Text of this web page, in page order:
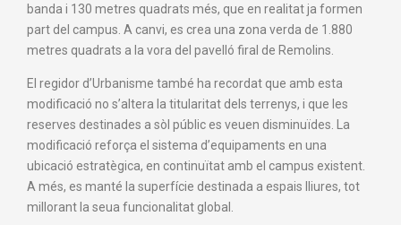
banda i 130 metres quadrats més, que en realitat ja formen
part del campus. A canvi, es crea una zona verda de 1.880
metres quadrats a la vora del pavelló firal de Remolins.
El regidor d’Urbanisme també ha recordat que amb esta
modificació no s’altera la titularitat dels terrenys, i que les
reserves destinades a sòl públic es veuen disminuïdes. La
modificació reforça el sistema d’equipaments en una
ubicació estratègica, en continuïtat amb el campus existent.
A més, es manté la superfície destinada a espais lliures, tot
millorant la seua funcionalitat global.